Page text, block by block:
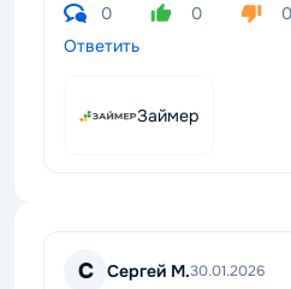
0 0
0
Ответить
Займер
С Сергей М.30.01.2026